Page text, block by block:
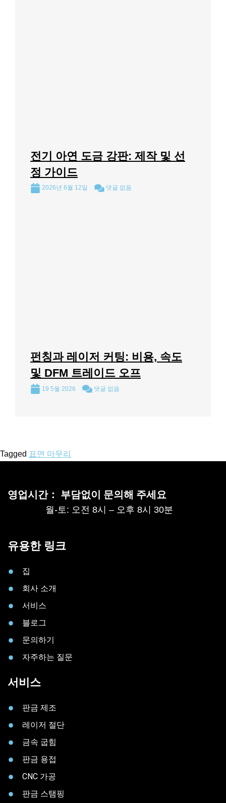
전기 아연 도금 강판: 제작 및 선
정 가이드
2026년 6월 12일 댓글 없음
펀칭과 레이저 커팅: 비용, 속도
및 DFM 트레이드 오프
19 5월 2026 댓글 없음
Tagged 표면 마무리
영업시간： 부담없이 문의해 주세요
월-토: 오전 8시 – 오후 8시 30분
유용한 링크
집
회사 소개
서비스
블로그
문의하기
자주하는 질문
서비스
판금 제조
레이저 절단
금속 굽힘
판금 용접
CNC 가공
판금 스탬핑